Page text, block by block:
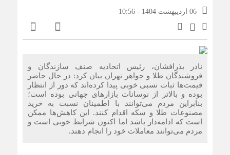
فریب قیمت‌های پایین گوشی را نخورید/ حمایت بیشتر از حقوق
مردم و فعالان قانونمند بازار با افزایش سهم خریدهای رسمی
رویکرد قضایی؛ فاصله قیمت سکه طرح قدیم و جدید را کاهش
پیام رئیس اتاق اصناف تهران به مناسبت روز خبرنگار
رئیس اتاق اصناف تهران و مدیرکل تامین اجتماعی شرق تهران
بزرگ دیدار کردند
06 اردیبهشت 1404 - 10:56
نادر بذرافشان، رئیس اتحادیه صنف سازندگان و
فروشندگان طلا و جواهر تهران بیان کرد: در حال حاضر
قیمت‌ها ثبات نسبی خوبی پیدا کرده‌اند که دور از انتظار
بوده و بالاتر از نوسانات بازارهای جهانی بوده است؛
بنابراین مردم می‌توانند با اطمینان نسبت به خرید
مصنوعات طلا و سکه اقدام کنند. این کاهش‌ها ممکن
است که ادامه‌دار باشد اما اکنون شرایط خوبی است و
مردم می‌توانند معاملات خود را انجام دهند.